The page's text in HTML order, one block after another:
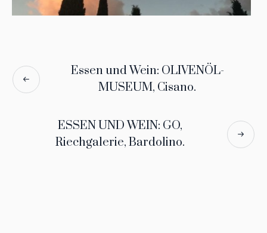
Essen und Wein: OLIVENÖL-
MUSEUM, Cisano.
ESSEN UND WEIN: GO,
Riechgalerie, Bardolino.